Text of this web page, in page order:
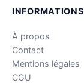
INFORMATIONS
À propos
Contact
Mentions légales
CGU